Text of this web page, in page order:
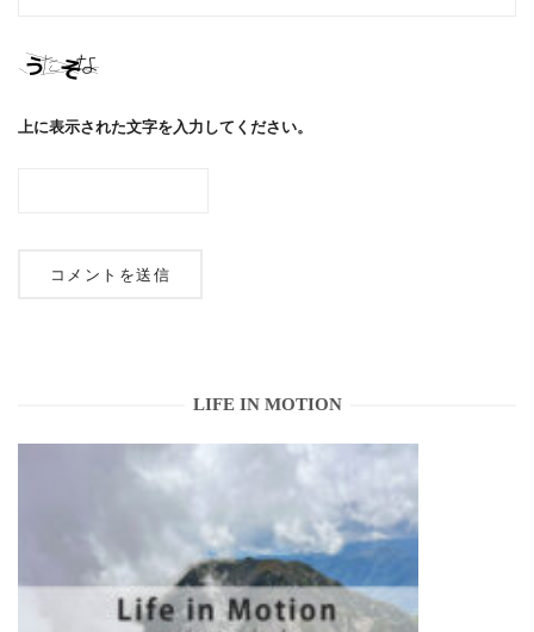
上に表示された文字を入力してください。
LIFE IN MOTION